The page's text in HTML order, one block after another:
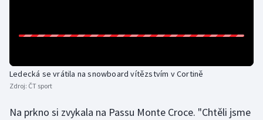
Plážový volejbal
Ragby
Ledecká se vrátila na snowboard vítězstvím v Cortině
Zdroj: ČT sport
Na prkno si zvykala na Passu Monte Croce. "Chtěli jsme